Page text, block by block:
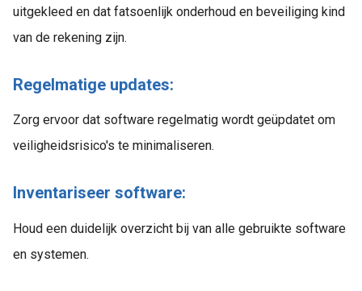
uitgekleed en dat fatsoenlijk onderhoud en beveiliging kind
van de rekening zijn.
Regelmatige updates:
Zorg ervoor dat software regelmatig wordt geüpdatet om
veiligheidsrisico's te minimaliseren.
Inventariseer software:
Houd een duidelijk overzicht bij van alle gebruikte software
en systemen.